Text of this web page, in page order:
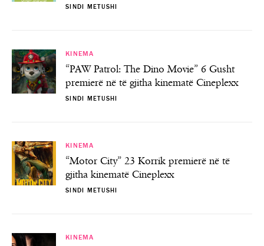
SINDI METUSHI
KINEMA
“PAW Patrol: The Dino Movie” 6 Gusht
premierë në të gjitha kinematë Cineplexx
SINDI METUSHI
KINEMA
“Motor City” 23 Korrik premierë në të
gjitha kinematë Cineplexx
SINDI METUSHI
KINEMA